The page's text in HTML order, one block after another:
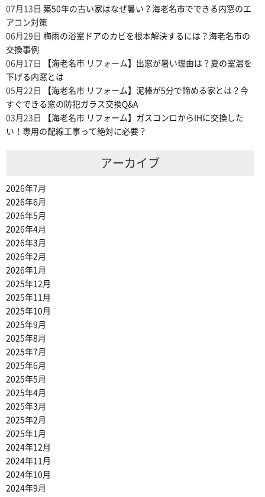
07月13日 築50年の古い家はなぜ暑い？海老名市でできる内窓のエ
アコン対策
06月29日 梅雨の浴室ドアのカビを根本解決するには？海老名市の
交換事例
06月17日
【海老名市 リフォーム】出窓が暑い理由は？夏の室温を
下げる内窓とは
05月22日
【海老名市 リフォーム】泥棒が5分で諦める家とは？今
すぐできる窓の防犯ガラス交換Q&A
03月23日
【海老名市 リフォーム】ガスコンロからIHに交換した
い！専用の配線工事って絶対に必要？
アーカイブ
2026年7月
2026年6月
2026年5月
2026年4月
2026年3月
2026年2月
2026年1月
2025年12月
2025年11月
2025年10月
2025年9月
2025年8月
2025年7月
2025年6月
2025年5月
2025年4月
2025年3月
2025年2月
2025年1月
2024年12月
2024年11月
2024年10月
2024年9月